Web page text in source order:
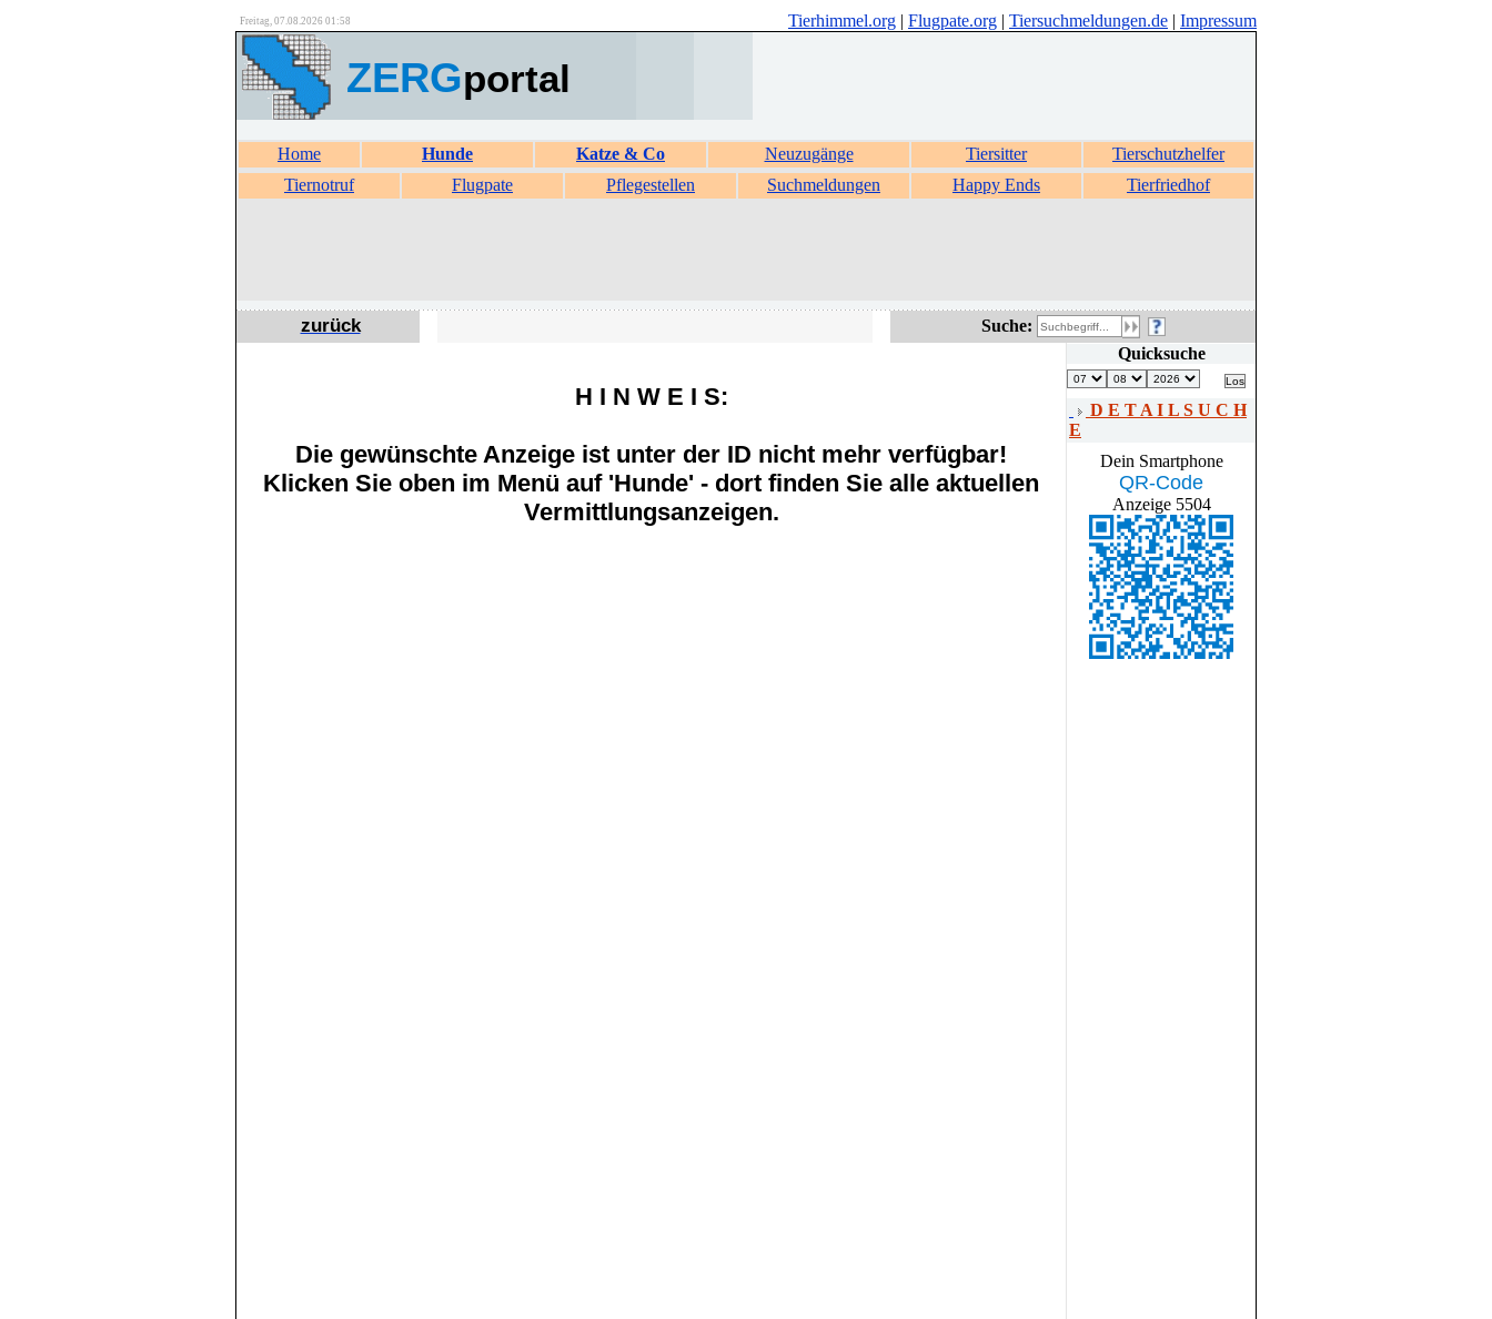
Freitag, 07.08.2026 01:58 Tierhimmel.org | Flugpate.org | Tiersuchmeldungen.de | Impressum
ZERGportal
Home Hunde Katze & Co Neuzugänge Tiersitter
Tierschutzhelfer
Tiernotruf
Flugpate Pflegestellen Suchmeldungen Happy Ends Tierfriedhof
zurück Suche:
H I N W E I S:
Die gewünschte Anzeige ist unter der ID nicht mehr verfügbar!
Klicken Sie oben im Menü auf 'Hunde' - dort finden Sie alle aktuellen
Vermittlungsanzeigen.
Quicksuche
D E T A I L S U C H
E
Dein Smartphone
QR-Code
Anzeige 5504